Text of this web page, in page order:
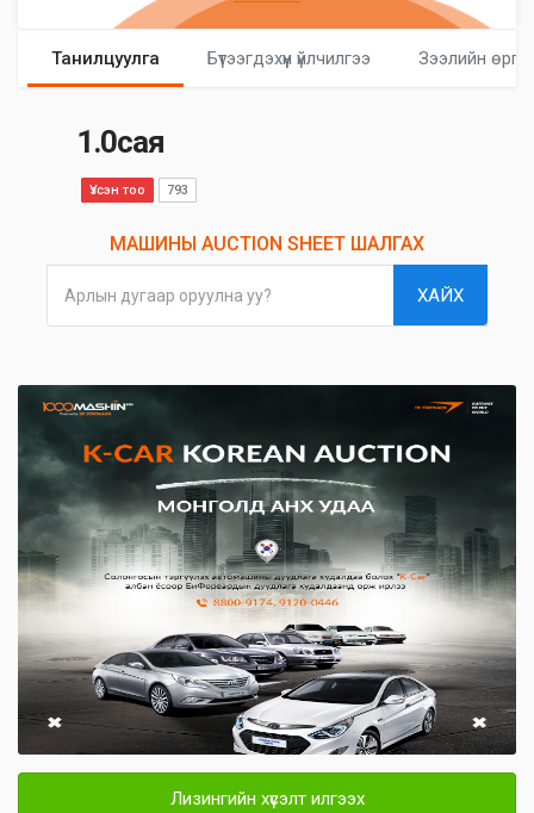
Танилцуулга Бүтээгдэхүүн үйлчилгээ Зээлийн
1.0сая
Үзсэн тоо 793
МАШИНЫ AUCTION SHEET ШАЛГАХ
Арлын дугаар оруулна уу? ХАЙХ
Лизингийн хүсэлт илгээх